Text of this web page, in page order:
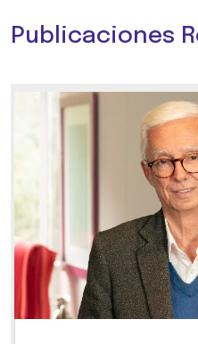
Publicaciones